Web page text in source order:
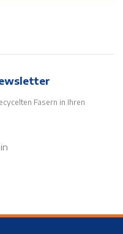
Fasern in Ihren